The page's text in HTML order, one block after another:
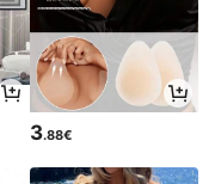
3.88€